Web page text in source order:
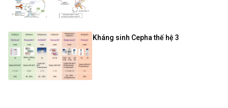
Kháng sinh Cepha thế hệ 3